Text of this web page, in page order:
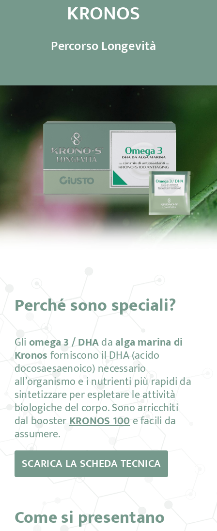
KRONOS
Percorso Longevità
Perché sono speciali?
Gliomega 3 / DHAdaalga marina di
Kronosforniscono il DHA (acido
docosaesaenoico) necessario
all’organismo e i nutrienti più rapidi da
sintetizzare per espletare le attività
biologiche del corpo. Sono arricchiti
dal boosterKRONOS 100e facili da
assumere.
SCARICA LA SCHEDA TECNICA
Come si presentano